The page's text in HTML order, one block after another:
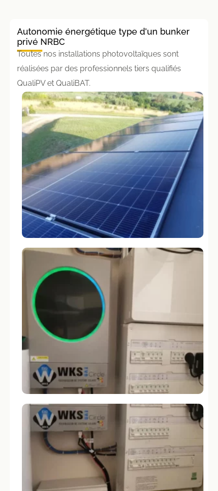
Autonomie énergétique type d'un bunker
privé NRBC
Toutes nos installations photovoltaïques sont
réalisées par des professionnels tiers qualifiés
QualiPV et QualiBAT.